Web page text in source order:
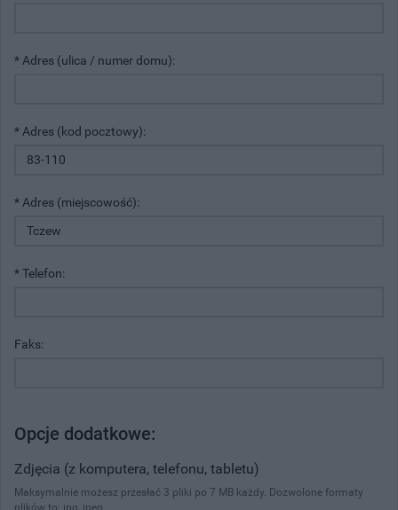
* Adres (ulica / numer domu):
* Adres (kod pocztowy):
* Adres (miejscowość):
* Telefon:
Faks:
Opcje dodatkowe:
Zdjęcia (z komputera, telefonu, tabletu)
Maksymalnie możesz przesłać 3 pliki po 7 MB każdy. Dozwolone formaty
plików to: jpg, jpeg